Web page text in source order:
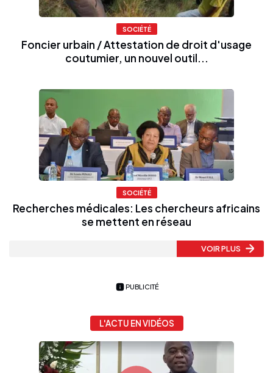
SOCIÉTÉ
Foncier urbain / Attestation de droit d'usage
coutumier, un nouvel outil...
SOCIÉTÉ
Recherches médicales: Les chercheurs africains
se mettent en réseau
VOIR PLUS
PUBLICITÉ
L'ACTU EN VIDÉOS